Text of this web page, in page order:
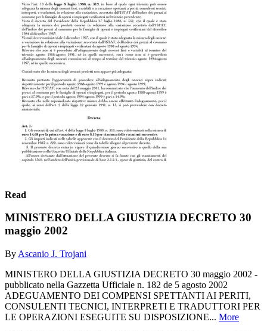
Read
MINISTERO DELLA GIUSTIZIA DECRETO 30
maggio 2002
By Ascanio J. Trojani
MINISTERO DELLA GIUSTIZIA DECRETO 30 maggio 2002 -
pubblicato nella Gazzetta Ufficiale n. 182 de 5 agosto 2002
ADEGUAMENTO DEI COMPENSI SPETTANTI AI PERITI,
CONSULENTI TECNICI, INTERPRETI E TRADUTTORI PER
LE OPERAZIONI ESEGUITE SU DISPOSIZIONE... More